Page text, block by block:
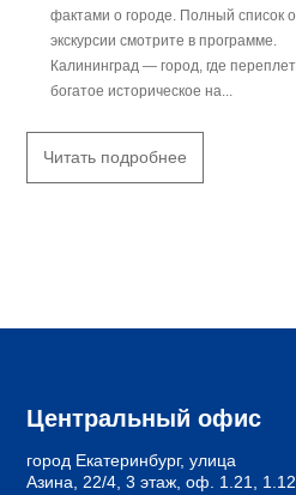
фактами о городе. Полный список
экскурсии смотрите в программе.
Калининград — город, где
богатое историческое на...
Читать подробнее
Центральный офис
город Екатеринбург, улица
Азина, 22/4, 3 этаж, оф. 1.21,